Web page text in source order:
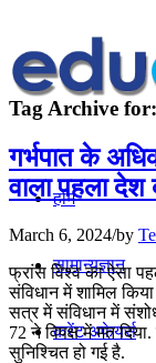
होम
सामान्यज्ञान
करेंट अफेयर्स
Tag Archive for:
गर्भपात के
वाला पहला देश
March 6, 2024/by
फ्रांस विश्व का ऐसा
संविधान में शामिल
सत्र में संविधान में
72 ने विपक्ष में मत
सुनिश्चित हो गई है.